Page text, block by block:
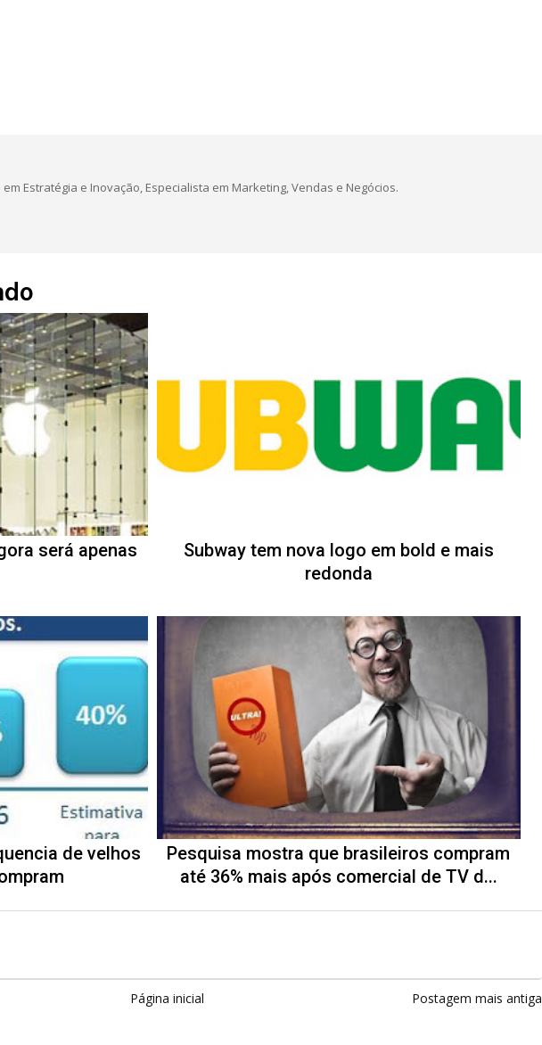
Estratégia e Inovação, Especialista em Marketing, Vendas e Negócios.
será apenas
Subway tem nova logo em bold e mais
redonda
de velhos
Pesquisa mostra que brasileiros compram
até 36% mais após comercial de TV d...
Página inicial Postagem mais antiga